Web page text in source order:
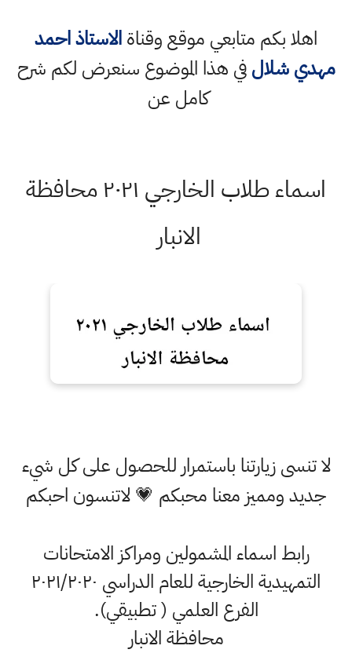
اهلا بكم متابعي موقع وقناةالاستاذ احمد
مهدي شلالفي هذا الموضوع سنعرض لكم شرح
كامل عن
اسماء طلاب الخارجي ٢٠٢١ محافظة
الانبار
لا تنسى زيارتنا باستمرار للحصول على كل شيء
جديد ومميز معنا محبكم 💗 لاتنسون احبكم
رابط اسماء المشمولين ومراكز الامتحانات
التمهيدية الخارجية للعام الدراسي ٢٠٢١/٢٠٢٠
الفرع العلمي ( تطبيقي).
محافظة الانبار